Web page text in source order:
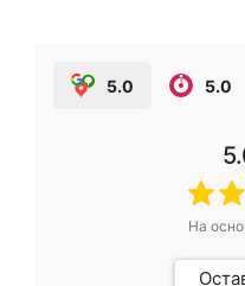
5.0 5.0
На